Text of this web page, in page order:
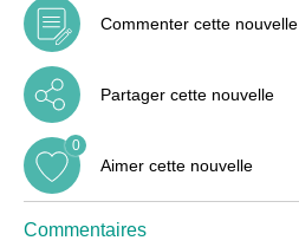
Commenter cette nouvelle
Partager cette nouvelle
Aimer cette nouvelle
0
Commentaires